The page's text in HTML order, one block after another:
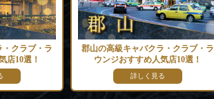
クラブ・ラ
店10選！
郡山の高級キャバクラ・クラブ・ラ
ウンジおすすめ人気店10選！
詳しく見る